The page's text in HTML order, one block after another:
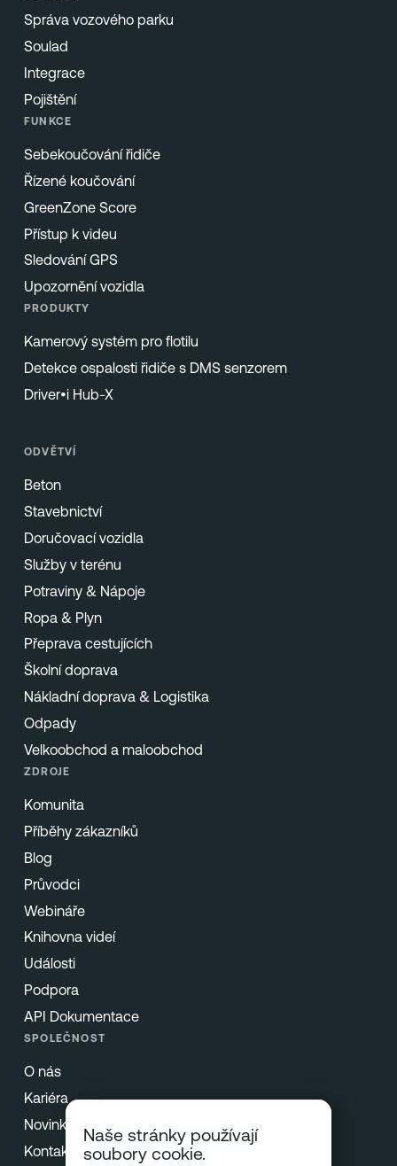
Správa vozového parku
Soulad
Integrace
Pojištění
FUNKCE
Sebekoučování řidiče
Řízené koučování
GreenZone Score
Přístup k videu
Sledování GPS
Upozornění vozidla
PRODUKTY
Kamerový systém pro flotilu
Detekce ospalosti řidiče s DMS senzorem
Driver•i Hub-X
ODVĚTVÍ
Beton
Stavebnictví
Doručovací vozidla
Služby v terénu
Potraviny & Nápoje
Ropa & Plyn
Přeprava cestujících
Školní doprava
Nákladní doprava & Logistika
Odpady
Velkoobchod a maloobchod
ZDROJE
Komunita
Příběhy zákazníků
Blog
Průvodci
Webináře
Knihovna videí
Události
Podpora
API Dokumentace
SPOLEČNOST
O nás
Kariéra
Novinky & Tisk
Kontakt
Naše stránky používají
soubory cookie.